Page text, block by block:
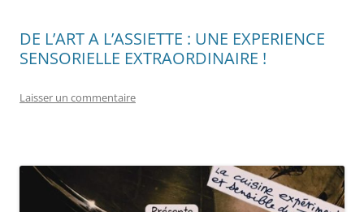
DE L’ART A L’ASSIETTE : UNE EXPERIENCE
SENSORIELLE EXTRAORDINAIRE !
Laisser un commentaire